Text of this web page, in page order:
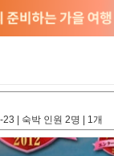
23 | 숙박 인원 2명 | 1개